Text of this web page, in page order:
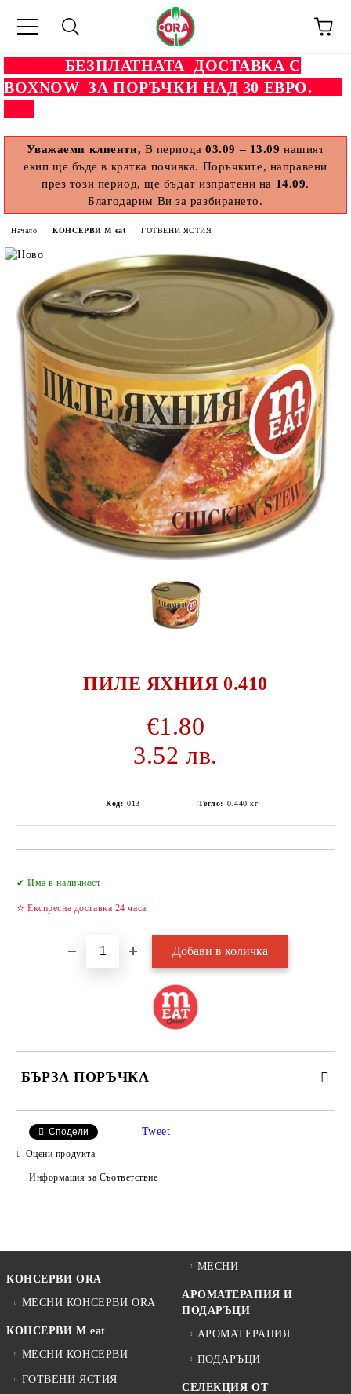
БЕЗПЛАТНАТА ДОСТАВКА С
BOXNOW ЗА ПОРЪЧКИ НАД 30 ЕВРО.
Уважаеми клиенти, В периода03.09 – 13.09 нашият
екип ще бъде в кратка почивка. Поръчките, направени
през този период, ще бъдат изпратени на 14.09.
Благодарим Ви за разбирането.
Начало КОНСЕРВИ M eat ГОТВЕНИ ЯСТИЯ
ПИЛЕ ЯХНИЯ 0.410
€1.80
3.52 лв.
Код: 013 Тегло: 0.440 кг
✔ Има в наличност
✫ Експресна доставка 24 часа
БЪРЗА ПОРЪЧКА
Сподели Tweet
Оцени продукта
Информация за Съответствие
КОНСЕРВИ ORA
МЕСНИ КОНСЕРВИ ORA
КОНСЕРВИ M eat
МЕСНИ КОНСЕРВИ
ГОТВЕНИ ЯСТИЯ
МЕСНИ
АРОМАТЕРАПИЯ И
ПОДАРЪЦИ
АРОМАТЕРАПИЯ
ПОДАРЪЦИ
СЕЛЕКЦИЯ ОТ